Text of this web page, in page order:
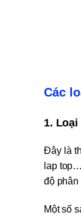
Các
1.
Đây là
lap
độ
Một số